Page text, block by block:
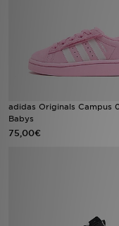
adidas Originals Campus
Babys
75,00€
Hilfe & Kontakt
Geschenkgutschein
Studenten